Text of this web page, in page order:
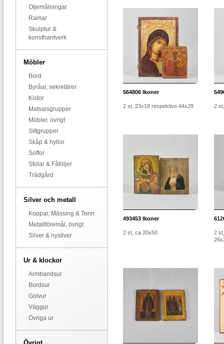
Oljemålningar
Ramar
Skulptur &
konsthantverk
Möbler
Bord
Byråar, sekretärer
Kistor
Matsalsgrupper
Möbler, övrigt
Sittgrupper
Skåp & hyllor
Soffor
Stolar & Fåtöljer
Trädgård
Silver och metall
Koppar, Mässing & Tenn
Metallföremål, övrigt
Silver & nysilver
Ur & klockor
Armbandsur
Bordsur
Golvur
Väggur
Övriga ur
564806 Ikoner
2 st, 23x18 respektive 44x29 2
493453 Ikoner
2 st, ca 20x50
2